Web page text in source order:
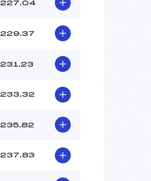
227.04
229.37
231.23
233.32
235.82
237.83